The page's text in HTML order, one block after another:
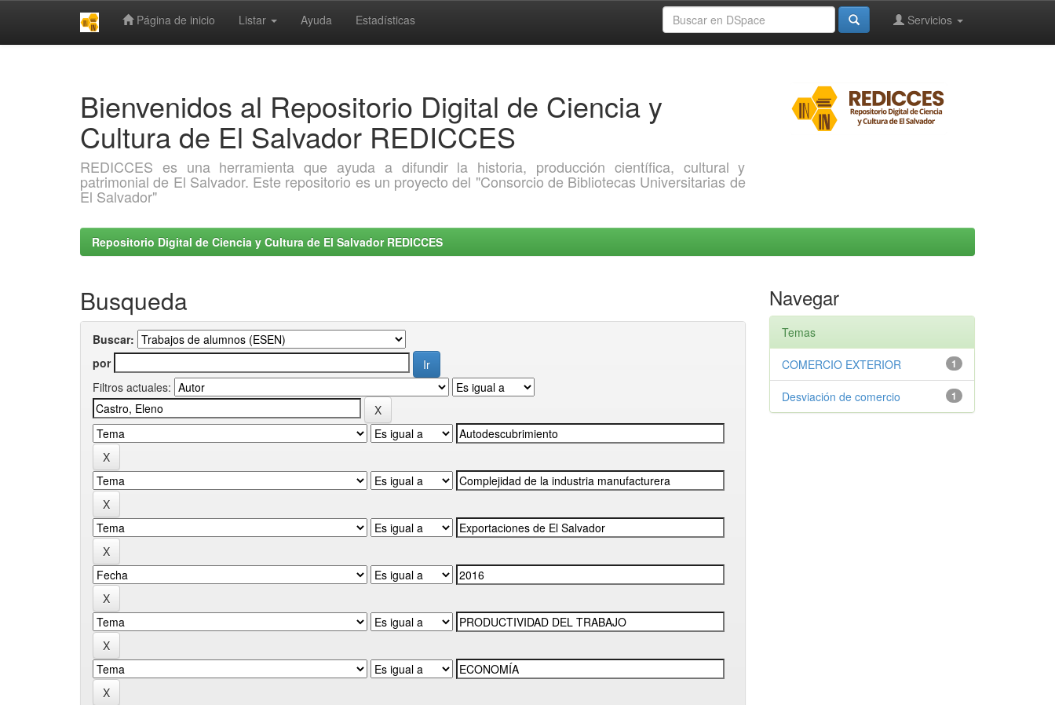
Página de inicio Listar Ayuda Estadísticas Servicios
Bienvenidos al Repositorio Digital de Ciencia y
Cultura de El Salvador REDICCES
REDICCES es una herramienta que ayuda a difundir la historia, producción científica, cultural y
patrimonial de El Salvador. Este repositorio es un proyecto del "Consorcio de Bibliotecas Universitarias de
El Salvador"
Repositorio Digital de Ciencia y Cultura de El Salvador REDICCES
Busqueda
Buscar:
por
Filtros actuales:
Navegar
Temas
1
COMERCIO EXTERIOR
1
Desviación de comercio